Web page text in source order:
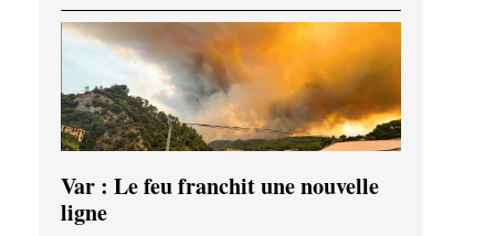
Var : Le feu franchit une nouvelle
ligne